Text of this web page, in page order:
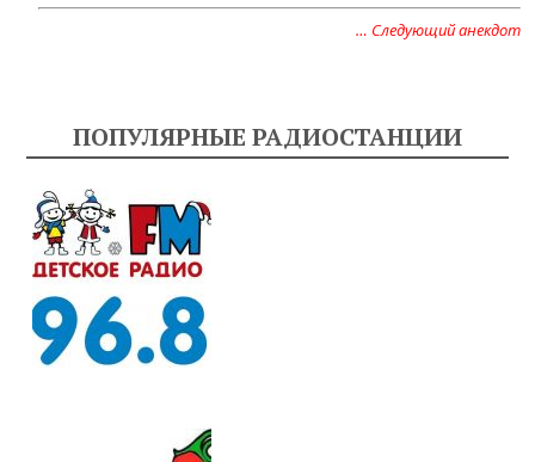
… Следующий анекдот
ПОПУЛЯРНЫЕ РАДИОСТАНЦИИ